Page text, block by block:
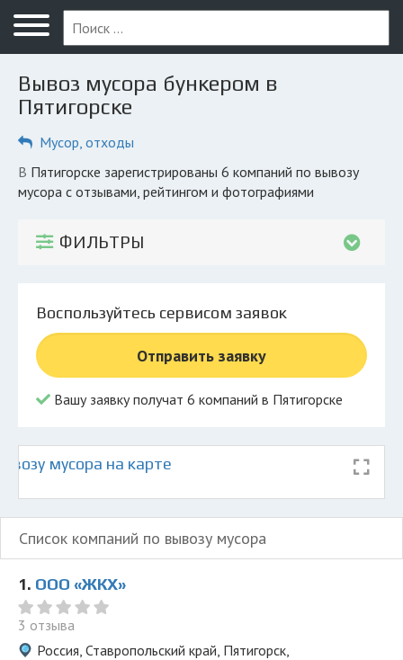
Меню
Главная
Вопрос юристу
Компании
Экоблог
© 2026 Все права защищены
Вывоз мусора бункером в
Пятигорске
Мусор, отходы
в Пятигорске зарегистрированы 6 компаний по вывозу
мусора с отзывами, рейтингом и фотографиями
ФИЛЬТРЫ
Воспользуйтесь сервисом заявок
Отправить заявку
Вашу заявку получат 6 компаний в Пятигорске
мусора на карте
Список компаний по вывозу мусора
1. ООО «ЖКХ»
3 отзыва
Россия, Ставропольский край, Пятигорск,